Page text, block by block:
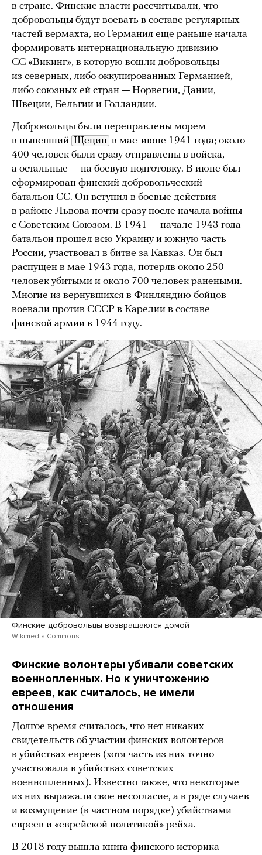
в стране. Финские власти рассчитывали, что
добровольцы будут воевать в составе регулярных
частей вермахта, но Германия еще раньше начала
формировать интернациональную дивизию
СС «Викинг», в которую вошли добровольцы
из северных, либо оккупированных Германией,
либо союзных ей стран — Норвегии, Дании,
Швеции, Бельгии и Голландии.
Добровольцы были переправлены морем
в нынешний Щецин в мае-июне 1941 года; около
400 человек были сразу отправлены в войска,
а остальные — на боевую подготовку. В июне был
сформирован финский добровольческий
батальон СС. Он вступил в боевые действия
в районе Львова почти сразу после начала войны
с Советским Союзом. В 1941 — начале 1943 года
батальон прошел всю Украину и южную часть
России, участвовал в битве за Кавказ. Он был
распущен в мае 1943 года, потеряв около 250
человек убитыми и около 700 человек ранеными.
Многие из вернувшихся в Финляндию бойцов
воевали против СССР в Карелии в составе
финской армии в 1944 году.
Финские добровольцы возвращаются домой
Wikimedia Commons
Финские волонтеры убивали советских
военнопленных. Но к уничтожению
евреев, как считалось, не имели
отношения
Долгое время считалось, что нет никаких
свидетельств об участии финских волонтеров
в убийствах евреев (хотя часть из них точно
участвовала в убийствах советских
военнопленных). Известно также, что некоторые
из них выражали свое несогласие, а в ряде случаев
и возмущение (в частном порядке) убийствами
евреев и «еврейской политикой» рейха.
В 2018 году вышла книга финского историка